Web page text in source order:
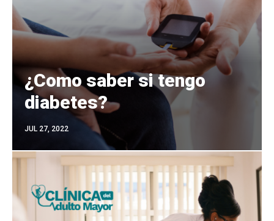
¿Como saber si tengo
diabetes?
JUL 27, 2022